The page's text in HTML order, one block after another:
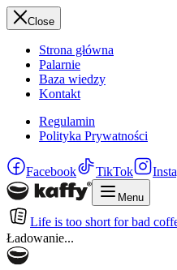
Close
Strona główna
Palarnie
Baza wiedzy
Kontakt
Regulamin
Polityka Prywatności
Facebook TikTok
Menu
Life is too short for bad
Ładowanie...